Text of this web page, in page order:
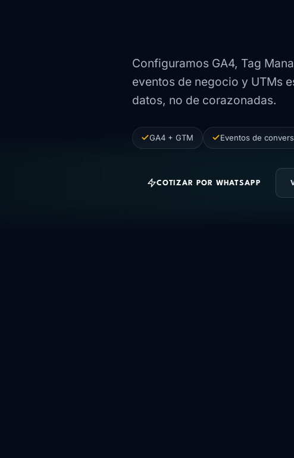
Configuramos GA4, Tag
eventos de negocio y UTMs
datos, no de corazonadas.
GA4 + GTM Eventos de
COTIZAR POR WHATSAPP